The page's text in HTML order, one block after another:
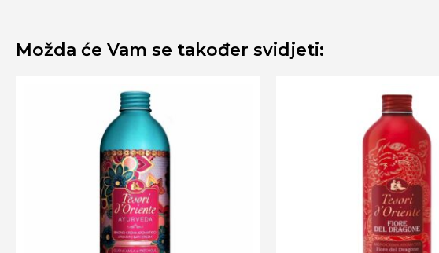
Možda će Vam se također svidjeti: